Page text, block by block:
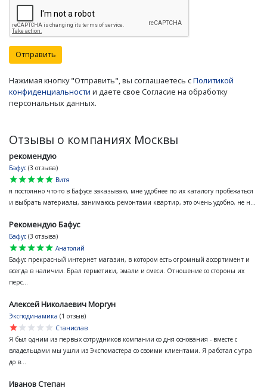
Отправить
Нажимая кнопку "Отправить", вы соглашаетесь сПолитикой
конфиденциальности и даете свое Согласие на обработку
персональных данных.
Отзывы о компаниях Москвы
рекомендую
Бафус (3 отзыва)
star
star
star
star
star
Витя
я постоянно что-то в Бафусе заказываю, мне удобнее по их каталогу пробежаться
и выбрать материалы, занимаюсь ремонтами квартир, это очень удобно, не н...
Рекомендую Бафус
Бафус (3 отзыва)
star
star
star
star
star
Анатолий
Бафус прекрасный интернет магазин, в котором есть огромный ассортимент и
всегда в наличии. Брал герметики, эмали и смеси. Отношение со стороны их
перс...
Алексей Николаевич Моргун
Эксподинамика (1 отзыв)
star
star
star
star
star
Станислав
Я был одним из первых сотрудников компании со дня основания - вместе с
владельцами мы ушли из Экспомастера со своими клиентами. Я работал с утра
до в...
Иванов Степан